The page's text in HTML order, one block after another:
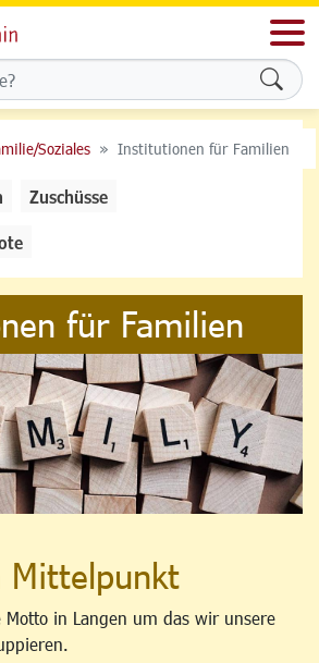
Soziales Institutionen für Familien
Zuschüsse
für Familien
Mittelpunkt
Motto in Langen um das wir unsere